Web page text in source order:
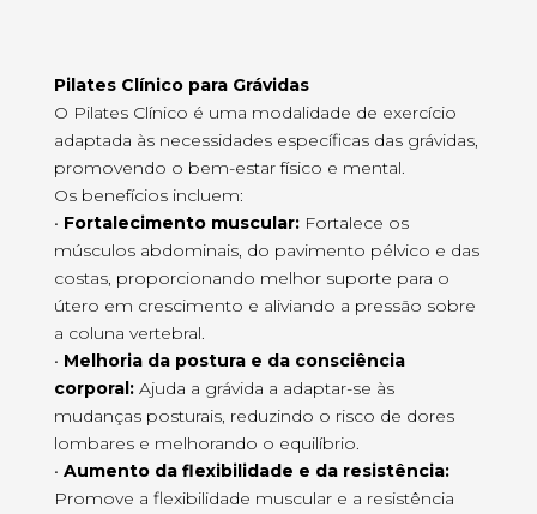
Pilates Clínico para Grávidas
O Pilates Clínico é uma modalidade de exercício
adaptada às necessidades específicas das grávidas,
promovendo o bem-estar físico e mental.
Os benefícios incluem:
• Fortalecimento muscular:Fortalece os
músculos abdominais, do pavimento pélvico e das
costas, proporcionando melhor suporte para o
útero em crescimento e aliviando a pressão sobre
a coluna vertebral.
• Melhoria da postura e da consciência
corporal:Ajuda a grávida a adaptar-se às
mudanças posturais, reduzindo o risco de dores
lombares e melhorando o equilíbrio.
• Aumento da flexibilidade e da resistência:
Promove a flexibilidade muscular e a resistência